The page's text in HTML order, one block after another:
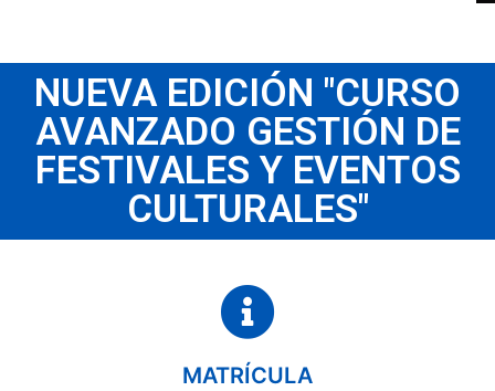
NUEVA EDICIÓN "CURSO
AVANZADO GESTIÓN DE
FESTIVALES Y EVENTOS
CULTURALES"
MATRÍCULA